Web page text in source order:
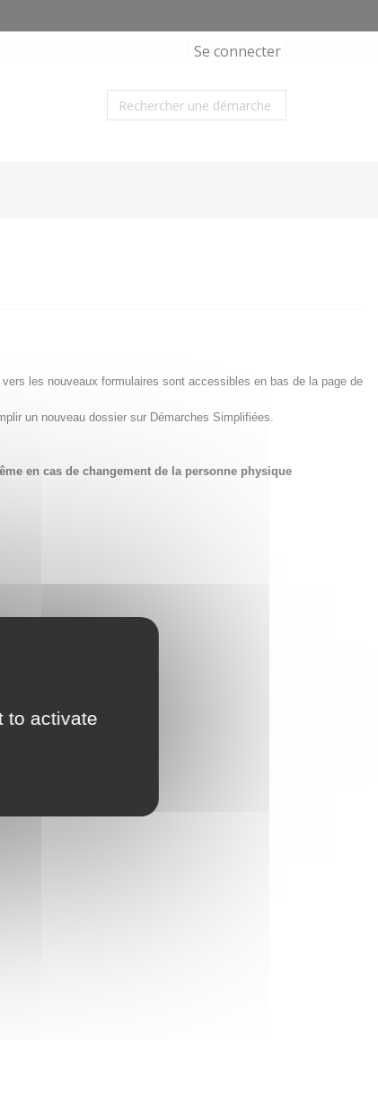
to activate
Se connecter
les nouveaux formulaires sont accessibles en bas de la page de
un nouveau dossier sur Démarches Simplifiées.
en cas de changement de la personne physique